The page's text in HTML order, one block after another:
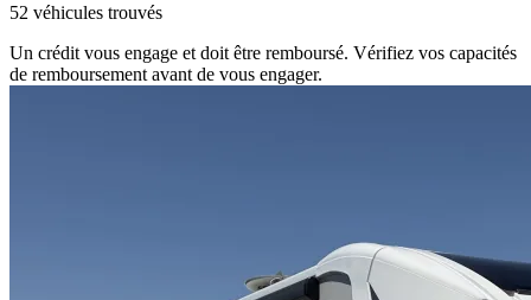
52 véhicules trouvés
Un crédit vous engage et doit être remboursé. Vérifiez vos capacités
de remboursement avant de vous engager.